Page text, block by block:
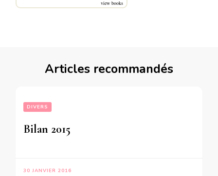
view books
Articles recommandés
DIVERS
Bilan 2015
30 JANVIER 2016